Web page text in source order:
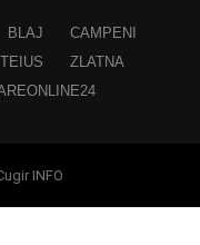
BLAJ
CAMPENI
TEIUS
ZLATNA
INFO